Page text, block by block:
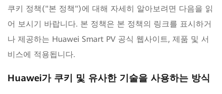
쿠키 정책("본 정책")에 대해 자세히 알아보려면 다음을 읽
어 보시기 바랍니다. 본 정책은 본 정책의 링크를 표시하거
나 제공하는 Huawei Smart PV 공식 웹사이트, 제품 및 서
비스에 적용됩니다.
Huawei가 쿠키 및 유사한 기술을 사용하는 방식